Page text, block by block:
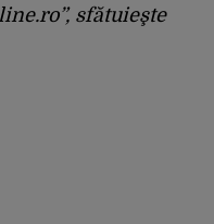
sfătuieşte